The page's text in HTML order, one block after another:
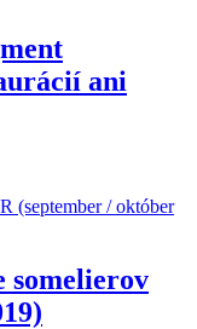
ani
somelierov